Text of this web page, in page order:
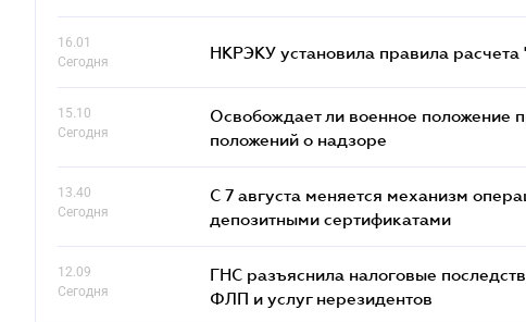
16.01
Сегодня
НКРЭКУ установила правила расчета
15.10
Сегодня
Освобождает ли военное положение
положений о надзоре
13.40
Сегодня
С 7 августа меняется механизм
депозитными сертификатами
12.09
Сегодня
ГНС разъяснила налоговые
ФЛП и услуг нерезидентов